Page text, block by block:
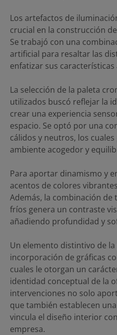
Los artefactos de
crucial en la construcción
Se trabajó con una
artificial para resaltar las
enfatizar sus
La selección de la paleta
utilizados buscó reflejar la
crear una experiencia
espacio. Se optó por una
cálidos y neutros, los
ambiente acogedor y
Para aportar dinamismo y
acentos de colores
Además, la combinación de
fríos genera un contraste
añadiendo profundidad y
Un elemento distintivo de
incorporación de gráficas
cuales le otorgan un
identidad conceptual de la
intervenciones no solo
que también establecen
vincula el diseño interior
empresa.